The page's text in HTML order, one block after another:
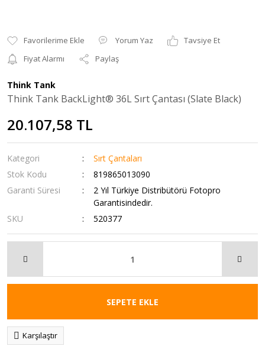
Yorum Yaz
Tavsiye Et
Fiyat Alarmı
Paylaş
Think Tank
Think Tank BackLight® 36L Sırt Çantası (Slate Black)
20.107,58 TL
Kategori
Sırt Çantaları
Stok Kodu
819865013090
Garanti Süresi
2 Yıl Türkiye Distribütörü Fotopro
Garantisindedir.
SKU
520377
SEPETE EKLE
Karşılaştır